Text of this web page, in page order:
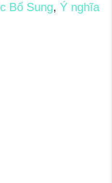
Contemplation
Drop Into Your Heart
Bổ Sung,Ý nghĩa